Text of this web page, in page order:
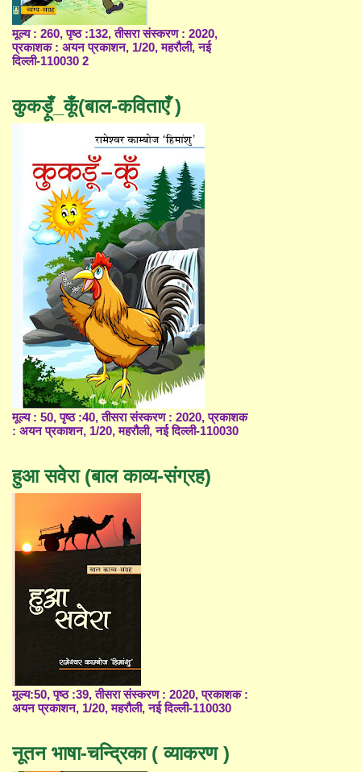
मूल्य : 260, पृष्ठ :132, तीसरा संस्करण : 2020,
प्रकाशक : अयन प्रकाशन, 1/20, महरौली, नई
दिल्ली-110030 2
कुकड़ूँ_कूँ(बाल-कविताएँ )
मूल्य : 50, पृष्ठ :40, तीसरा संस्करण : 2020, प्रकाशक
: अयन प्रकाशन, 1/20, महरौली, नई दिल्ली-110030
हुआ सवेरा (बाल काव्य-संग्रह)
मूल्य:50, पृष्ठ :39, तीसरा संस्करण : 2020, प्रकाशक :
अयन प्रकाशन, 1/20, महरौली, नई दिल्ली-110030
नूतन भाषा-चन्द्रिका ( व्याकरण )